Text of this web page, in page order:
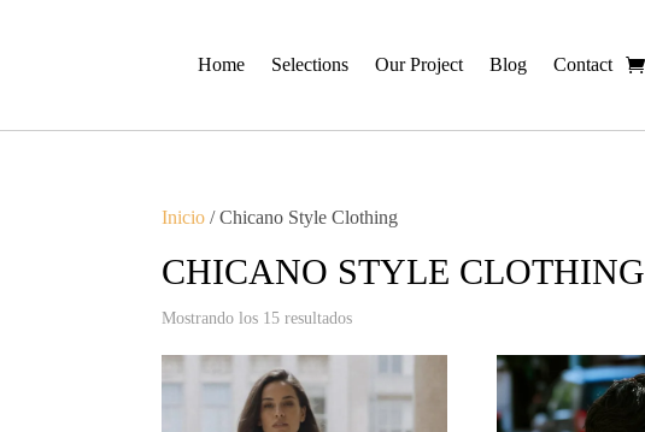
Home Selections Our Project Blog Contact
Inicio / Chicano Style Clothing
CHICANO STYLE CLOTHING
Mostrando los 15 resultadosOrdenado
por